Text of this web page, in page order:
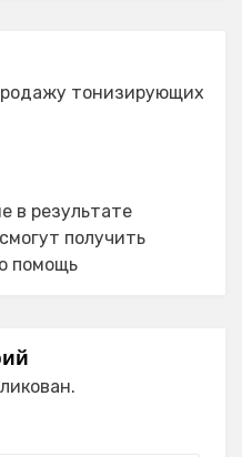
тонизирующих
в результате
получить
помощь